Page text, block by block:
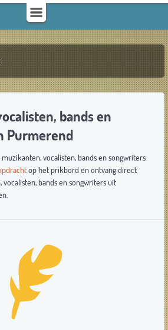
bands en
Purmerend
vocalisten, bands en songwriters
op het prikbord en ontvang direct
bands en songwriters uit